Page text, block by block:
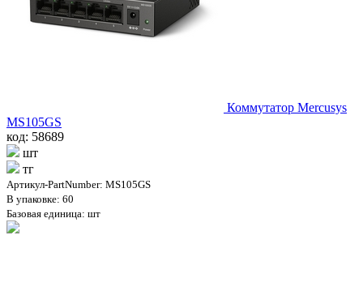
Коммутатор Mercusys
MS105GS
код: 58689
шт
тг
Артикул-PartNumber: MS105GS
В упаковке: 60
Базовая единица: шт